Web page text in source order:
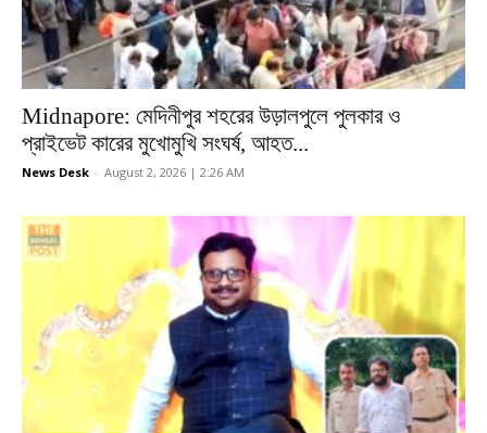
Midnapore: মেদিনীপুর শহরের উড়ালপুলে পুলকার ও
প্রাইভেট কারের মুখোমুখি সংঘর্ষ, আহত...
News Desk - August 2, 2026 | 2:26 AM